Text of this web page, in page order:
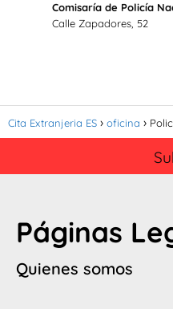
Comisaría de Policía
Calle Zapadores, 52
Cita Extranjeria ES oficina
Páginas
Quienes somos